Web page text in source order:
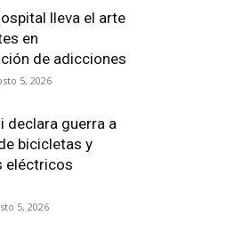
lleva el arte
en
de adicciones
5, 2026
declara guerra a
bicicletas y
eléctricos
5, 2026